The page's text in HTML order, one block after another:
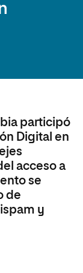
participó
Digital en
acceso a
se
de
y